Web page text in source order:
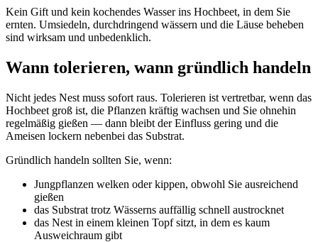
Kein Gift und kein kochendes Wasser ins Hochbeet, in dem Sie
ernten. Umsiedeln, durchdringend wässern und die Läuse beheben
sind wirksam und unbedenklich.
Wann tolerieren, wann gründlich handeln
Nicht jedes Nest muss sofort raus. Tolerieren ist vertretbar, wenn das
Hochbeet groß ist, die Pflanzen kräftig wachsen und Sie ohnehin
regelmäßig gießen — dann bleibt der Einfluss gering und die
Ameisen lockern nebenbei das Substrat.
Gründlich handeln sollten Sie, wenn:
Jungpflanzen welken oder kippen, obwohl Sie ausreichend
gießen
das Substrat trotz Wässerns auffällig schnell austrocknet
das Nest in einem kleinen Topf sitzt, in dem es kaum
Ausweichraum gibt